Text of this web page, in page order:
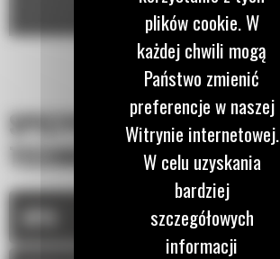
SPECYFIKACJA
TECHNICZNA
plików cookie. W
każdej chwili mogą
Państwo zmienić
preferencje w naszej
Witrynie internetowej.
W celu uzyskania
bardziej
szczegółowych
informacji